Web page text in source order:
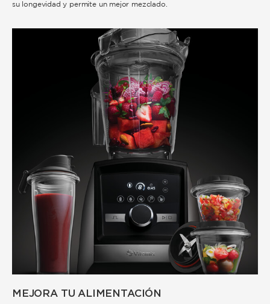
su longevidad y permite un mejor mezclado.
MEJORA TU ALIMENTACIÓN